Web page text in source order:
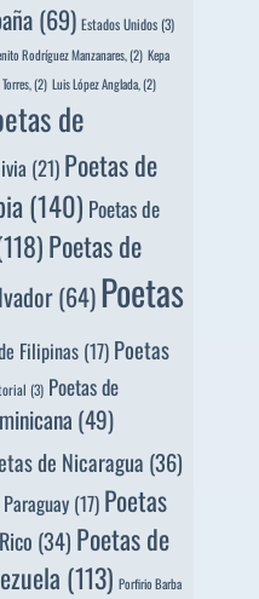
(69) Estados Unidos(3)
Rodríguez Manzanares,(2) Kepa
(2) Luis López Anglada,(2)
de
(21) Poetas de
(140) Poetas de
Poetas de
(64)Poetas
Filipinas (17) Poetas
(3) Poetas de
(49)
de Nicaragua (36)
(17) Poetas
(34) Poetas de
(113) Porfirio Barba